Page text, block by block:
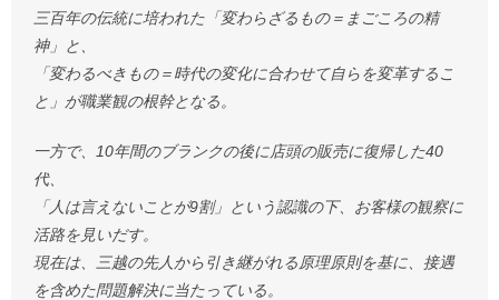
三百年の伝統に培われた「変わらざるもの＝まごころの精
神」と、
「変わるべきもの＝時代の変化に合わせて自らを変革するこ
と」が職業観の根幹となる。
一方で、10年間のブランクの後に店頭の販売に復帰した40
代、
「人は言えないことが9割」という認識の下、お客様の観察に
活路を見いだす。
現在は、三越の先人から引き継がれる原理原則を基に、接遇
を含めた問題解決に当たっている。